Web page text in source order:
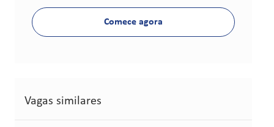
Comece agora
Vagas similares